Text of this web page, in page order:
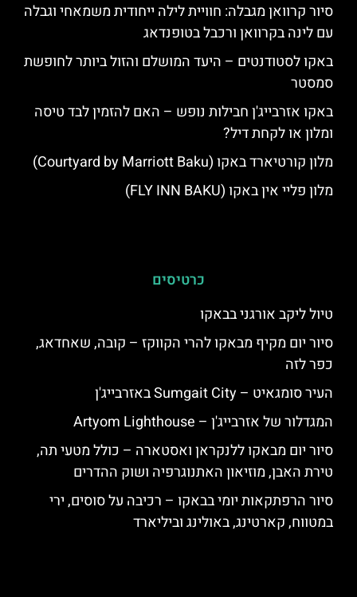
סיור קרוואן מגבלה: חוויית לילה ייחודית משמאחי וגבלה
עם לינה בקרוואן ורכבל בטופנדאג
באקו לסטודנטים – היעד המושלם והזול ביותר לחופשת
סמסטר
באקו אזרבייג'ן חבילות נופש – האם להזמין לבד טיסה
ומלון או לקחת דיל?
מלון קורטיארד באקו (Courtyard by Marriott Baku)
מלון פליי אין באקו (FLY INN BAKU)
כרטיסים
טיול ליקב אורגני בבאקו
סיור יום מקיף מבאקו להרי הקווקז – קובה, שאחדאג,
כפר לזה
העיר סומגאיט – Sumgait City באזרבייג'ן
המגדלור של אזרבייג'ן – Artyom Lighthouse
סיור יום מבאקו ללנקראן ואסטארה – כולל מטעי תה,
טירת האבן, מוזיאון האתנוגרפיה ושוק ההדרים
סיור הרפתקאות יומי בבאקו – רכיבה על סוסים, ירי
במטווח, קארטינג, באולינג וביליארד